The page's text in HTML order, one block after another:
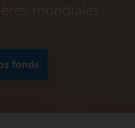
fonds